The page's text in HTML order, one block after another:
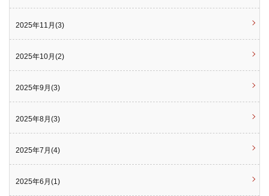
2025年11月(3)
2025年10月(2)
2025年9月(3)
2025年8月(3)
2025年7月(4)
2025年6月(1)